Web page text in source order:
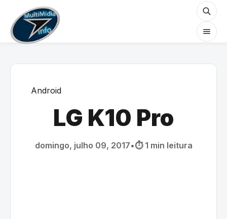
Android
LG K10 Pro
domingo, julho 09, 2017•⏱️ 1 min leitura